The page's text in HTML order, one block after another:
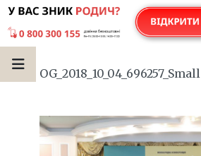
OG_2018_10_04_696257_Small